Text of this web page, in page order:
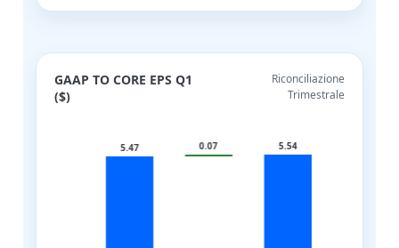
GAAP TO CORE EPS Q1
($)
Riconciliazione
Trimestrale